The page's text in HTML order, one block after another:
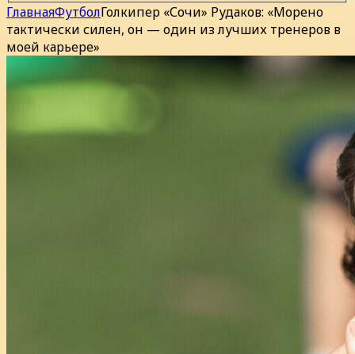
ГлавнаяФутболГолкипер «Сочи» Рудаков: «Морено
тактически силен, он — один из лучших тренеров в
моей карьере»